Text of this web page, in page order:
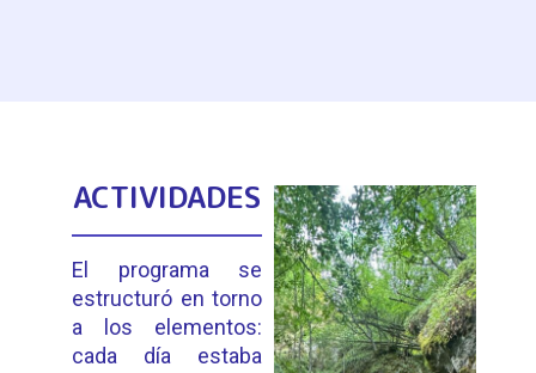
ACTIVIDADES
El programa se
estructuró en torno
a los elementos:
cada día estaba